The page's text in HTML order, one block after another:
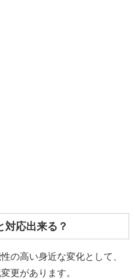
対応出来る？
の高い身近な変化として、
更があります。